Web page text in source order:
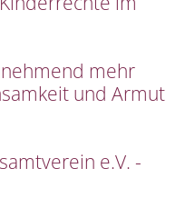
mehr
und Armut
e.V. -